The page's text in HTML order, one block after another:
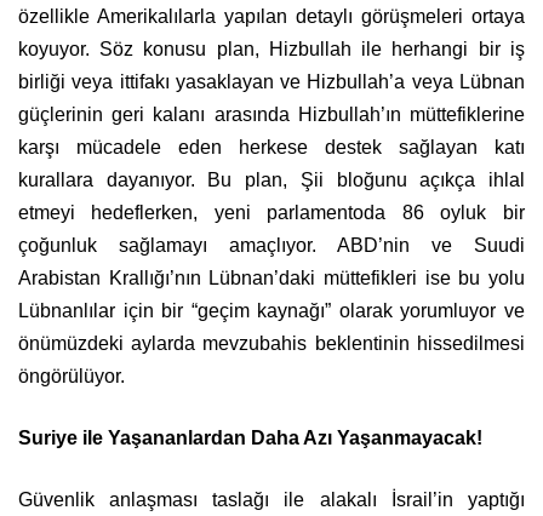
özellikle Amerikalılarla yapılan detaylı görüşmeleri ortaya
koyuyor. Söz konusu plan, Hizbullah ile herhangi bir iş
birliği veya ittifakı yasaklayan ve Hizbullah’a veya Lübnan
güçlerinin geri kalanı arasında Hizbullah’ın müttefiklerine
karşı mücadele eden herkese destek sağlayan katı
kurallara dayanıyor. Bu plan, Şii bloğunu açıkça ihlal
etmeyi hedeflerken, yeni parlamentoda 86 oyluk bir
çoğunluk sağlamayı amaçlıyor. ABD’nin ve Suudi
Arabistan Krallığı’nın Lübnan’daki müttefikleri ise bu yolu
Lübnanlılar için bir “geçim kaynağı” olarak yorumluyor ve
önümüzdeki aylarda mevzubahis beklentinin hissedilmesi
öngörülüyor.
Suriye ile Yaşananlardan Daha Azı Yaşanmayacak!
Güvenlik anlaşması taslağı ile alakalı İsrail’in yaptığı